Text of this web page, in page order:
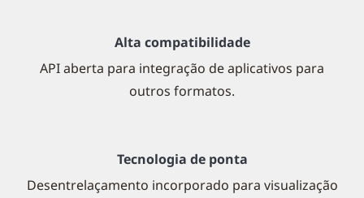
Alta compatibilidade
API aberta para integração de aplicativos para
outros formatos.
Tecnologia de ponta
Desentrelaçamento incorporado para visualização